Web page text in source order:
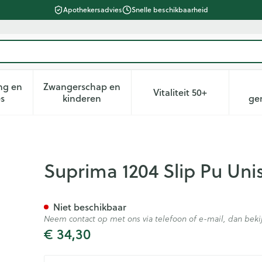
Apothekersadvies Snelle beschikbaarheid
verzorging en hygiëne categorie
en
submenu voor Dieet, voeding en vitamines categorie
Zwangerschap en
kinderenToon submenu voor Zwangerschap en
Vitaliteit 50+Toon submenu
T42
Suprima 1204 Slip Pu
€ 34,30
Niet beschikbaar
Neem contact op met ons via telefoon of e-mail, dan